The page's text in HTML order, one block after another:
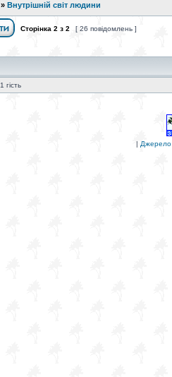
» Внутрішній світ людини
Сторінка 2 з 2 [ 26 повідомлень ]
гість
| Джерело